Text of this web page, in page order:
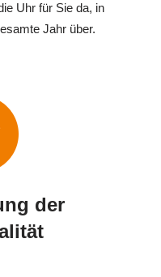
Uhr für Sie da, in
Jahr über.
der